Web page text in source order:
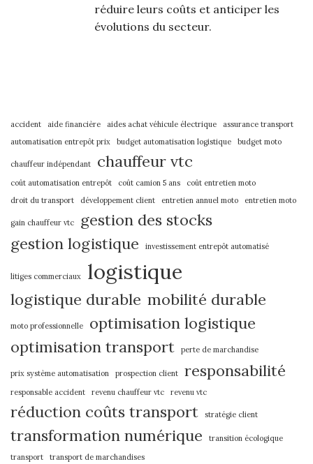
réduire leurs coûts et anticiper les
évolutions du secteur.
accident aide financière aides achat véhicule électrique
assurance transport
automatisation entrepôt prix
budget automatisation logistique budget moto
chauffeur indépendant chauffeur vtc
coût automatisation entrepôt coût camion 5 ans
coût entretien moto
droit du transport
développement client entretien annuel moto entretien moto
gain chauffeur vtc
gestion des stocks
gestion logistique
investissement entrepôt automatisé
litiges commerciaux logistique
logistique durable mobilité durable
moto professionnelle
optimisation logistique
optimisation transport
perte de marchandise
prix système automatisation prospection client responsabilité
responsable accident revenu chauffeur vtc revenu vtc
réduction coûts transport stratégie client
transformation numérique
transition écologique
transport
transport de marchandises